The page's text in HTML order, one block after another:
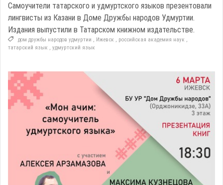
Самоучители татарского и удмуртского языков презентовали
лингвисты из Казани в Доме Дружбы народов Удмуртии.
Издания выпустили в Татарском книжном издательстве.
дом дружбы народов удмуртии , Ижевск , российская академия наук ,
татарский язык , удмуртский язык